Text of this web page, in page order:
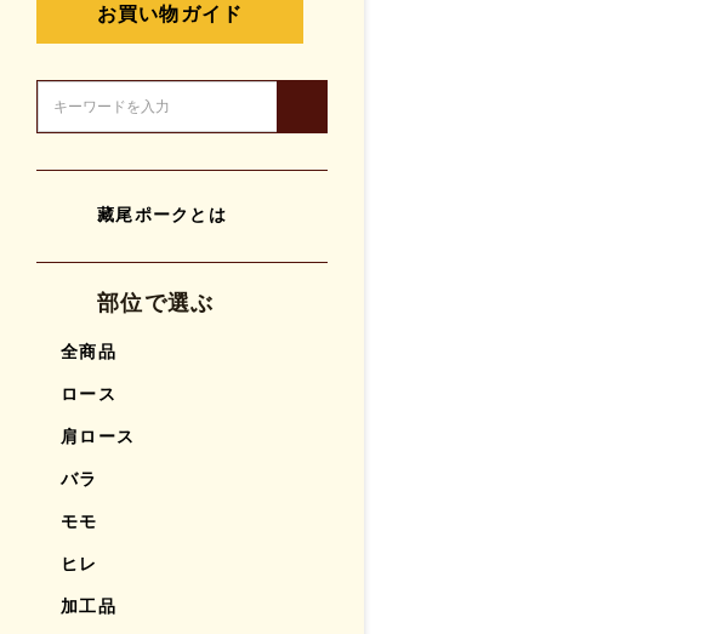
お買い物ガイド
藏尾ポークとは
部位で選ぶ
全商品
ロース
肩ロース
バラ
モモ
ヒレ
加工品